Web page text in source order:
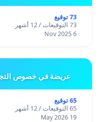
73 توقيع
73 التوقيعات / 12 أشهر
6 Nov 2025
عريضة في خصوص
65 توقيع
65 التوقيعات / 12 أشهر
19 May 2026